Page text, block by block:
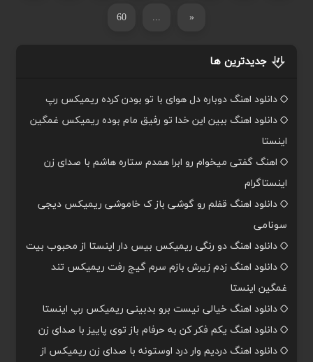
60 ... «
جدیدترین ها
دانلود اهنگ دوباره دل هوای با تو بودن کرده ریمیکس رپ
دانلود اهنگ ببین این خدا تو رفیق مام بوده ریمیکس غمگین
اینستا
اهنگ گفتی میخوام رو ابرا همدم ستاره هاشم با صدای زن
اینستاگرام
دانلود اهنگ قفلم رو گوشی باز ک خاموشی ریمیکس دیجی
سونامی
دانلود اهنگ دو رنگی ریمیکس بیس دار اینستا از محبوب بیت
دانلود اهنگ زدم زیرش بازم سرم گیج رفت ریمیکس تند
غمگین اینستا
دانلود اهنگ خیالی نیست برو بدبینی ریمیکس رپ اینستا
دانلود اهنگ یکم فکر کن به حرفام باز توی پاییز با صدای زن
دانلود اهنگ دردیم وار درد اوستونه با صدای زن ریمیکس از